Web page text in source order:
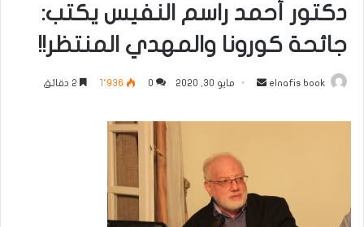
دكتور أحمد راسم النفيس يكتب:
جائحة كورونا والمهدي المنتظر!!
elnafis book
أرسل
إلكترونيا
مايو 30, 2020 0 1٬936